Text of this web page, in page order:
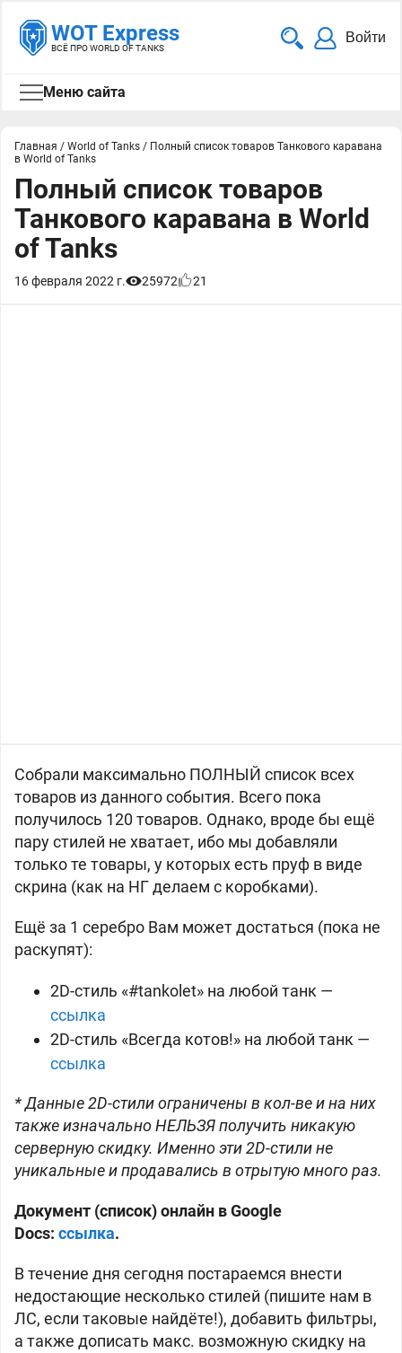
WOT Express
ВСЁ ПРО WORLD OF TANKS
Войти
Меню сайта
Главная / World of Tanks / Полный список товаров Танкового каравана
в World of Tanks
Полный список товаров
Танкового каравана в World
of Tanks
16 февраля 2022 г. 25972 21
Собрали максимально ПОЛНЫЙ список всех
товаров из данного события. Всего пока
получилось 120 товаров. Однако, вроде бы ещё
пару стилей не хватает, ибо мы добавляли
только те товары, у которых есть пруф в виде
скрина (как на НГ делаем с коробками).
Ещё за 1 серебро Вам может достаться (пока не
раскупят):
2D-стиль «#tankolet» на любой танк —
ссылка
2D-стиль «Всегда котов!» на любой танк —
ссылка
* Данные 2D-стили ограничены в кол-ве и на них
также изначально НЕЛЬЗЯ получить никакую
серверную скидку. Именно эти 2D-стили не
уникальные и продавались в отрытую много раз.
Документ (список) онлайн в Google
Docs: ссылка.
В течение дня сегодня постараемся внести
недостающие несколько стилей (пишите нам в
ЛС, если таковые найдёте!), добавить фильтры,
а также дописать макс. возможную скидку на